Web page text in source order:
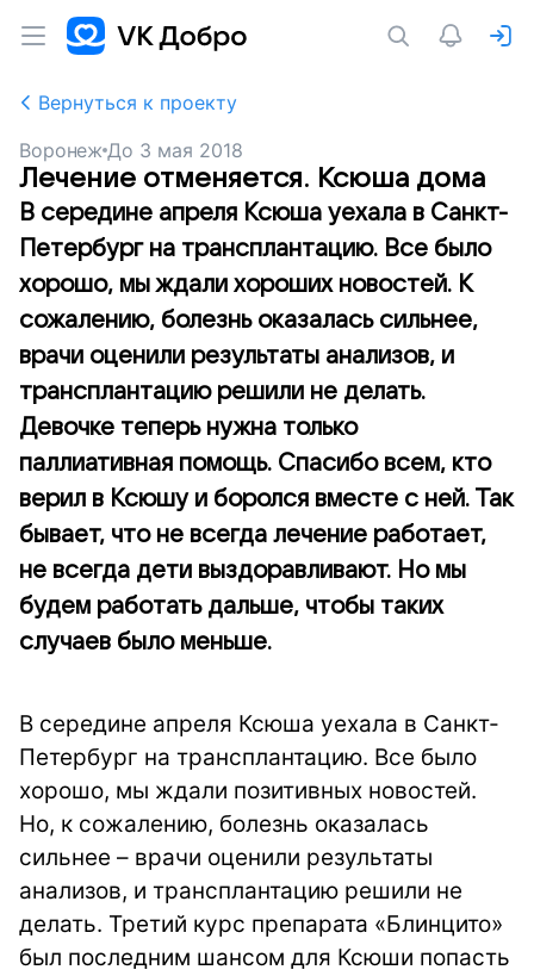
Вернуться к проекту
Воронеж До 3 мая 2018
Лечение отменяется. Ксюша дома
В середине апреля Ксюша уехала в Санкт-
Петербург на трансплантацию. Все было
хорошо, мы ждали хороших новостей. К
сожалению, болезнь оказалась сильнее,
врачи оценили результаты анализов, и
трансплантацию решили не делать.
Девочке теперь нужна только
паллиативная помощь. Спасибо всем, кто
верил в Ксюшу и боролся вместе с ней. Так
бывает, что не всегда лечение работает,
не всегда дети выздоравливают. Но мы
будем работать дальше, чтобы таких
случаев было меньше.
В середине апреля Ксюша уехала в Санкт-
Петербург на трансплантацию. Все было
хорошо, мы ждали позитивных новостей.
Но, к сожалению, болезнь оказалась
сильнее – врачи оценили результаты
анализов, и трансплантацию решили не
делать. Третий курс препарата «Блинцито»
был последним шансом для Ксюши попасть